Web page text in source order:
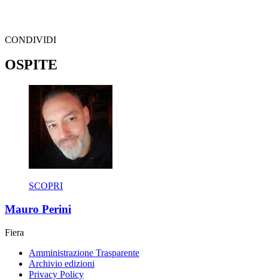
CONDIVIDI
OSPITE
SCOPRI
Mauro Perini
Fiera
Amministrazione Trasparente
Archivio edizioni
Privacy Policy